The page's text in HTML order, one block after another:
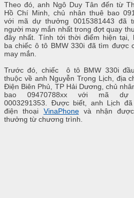
Theo đó, anh Ngô Duy Tân đến từ
Hồ Chí Minh, chủ nhân thuê bao
với mã dự thưởng 0015381443 đã
người may mắn nhất trong đợt quay
đây nhất. Tính tới thời điểm hiện tại,
ba chiếc ô tô BMW 330i đã tìm được
may mắn.
Trước đó, chiếc ô tô BMW 330i
thuộc về anh Nguyễn Trọng Lịch, địa
Điện Biên Phủ, TP Hải Dương, chủ
bao 09470788xx với mã dự
0003291353. Được biết, anh Lịch
điện thoại VinaPhonevà nhận
thưởng từ chương trình.